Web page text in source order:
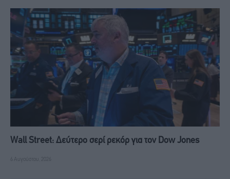
Wall Street: Δεύτερο σερί ρεκόρ για τον Dow Jones
6 Αυγούστου, 2026